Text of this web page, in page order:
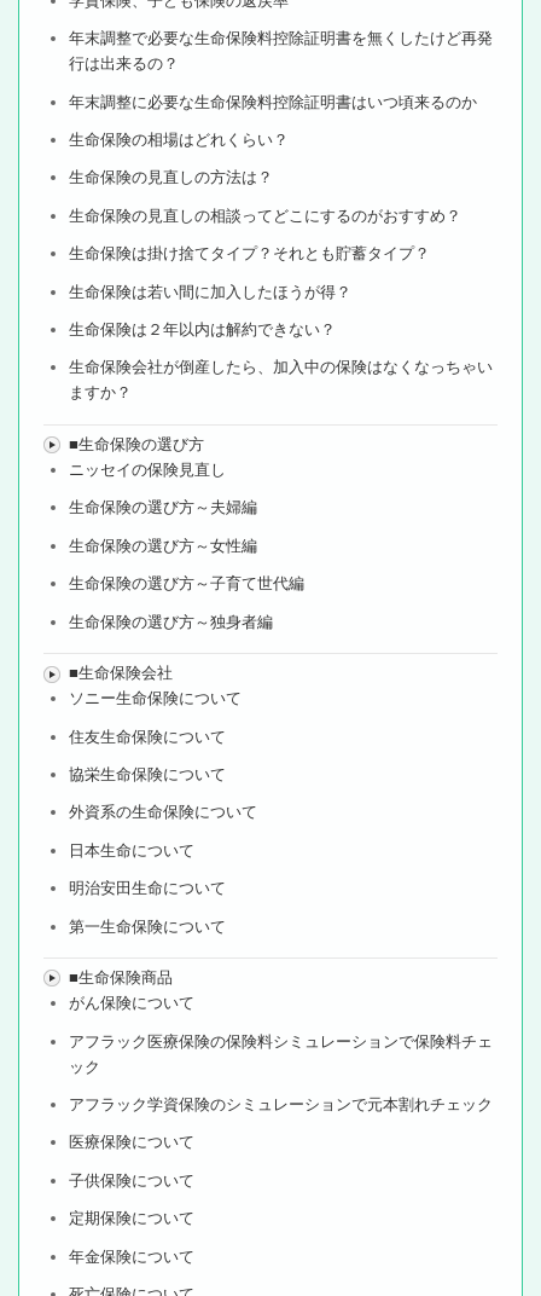
年末調整で必要な生命保険料控除証明書を無くしたけど再発
行は出来るの？
年末調整に必要な生命保険料控除証明書はいつ頃来るのか
生命保険の相場はどれくらい？
生命保険の見直しの方法は？
生命保険の見直しの相談ってどこにするのがおすすめ？
生命保険は掛け捨てタイプ？それとも貯蓄タイプ？
生命保険は若い間に加入したほうが得？
生命保険は２年以内は解約できない？
生命保険会社が倒産したら、加入中の保険はなくなっちゃい
ますか？
■生命保険の選び方
ニッセイの保険見直し
生命保険の選び方～夫婦編
生命保険の選び方～女性編
生命保険の選び方～子育て世代編
生命保険の選び方～独身者編
■生命保険会社
ソニー生命保険について
住友生命保険について
協栄生命保険について
外資系の生命保険について
日本生命について
明治安田生命について
第一生命保険について
■生命保険商品
がん保険について
アフラック医療保険の保険料シミュレーションで保険料チェ
ック
アフラック学資保険のシミュレーションで元本割れチェック
医療保険について
子供保険について
定期保険について
年金保険について